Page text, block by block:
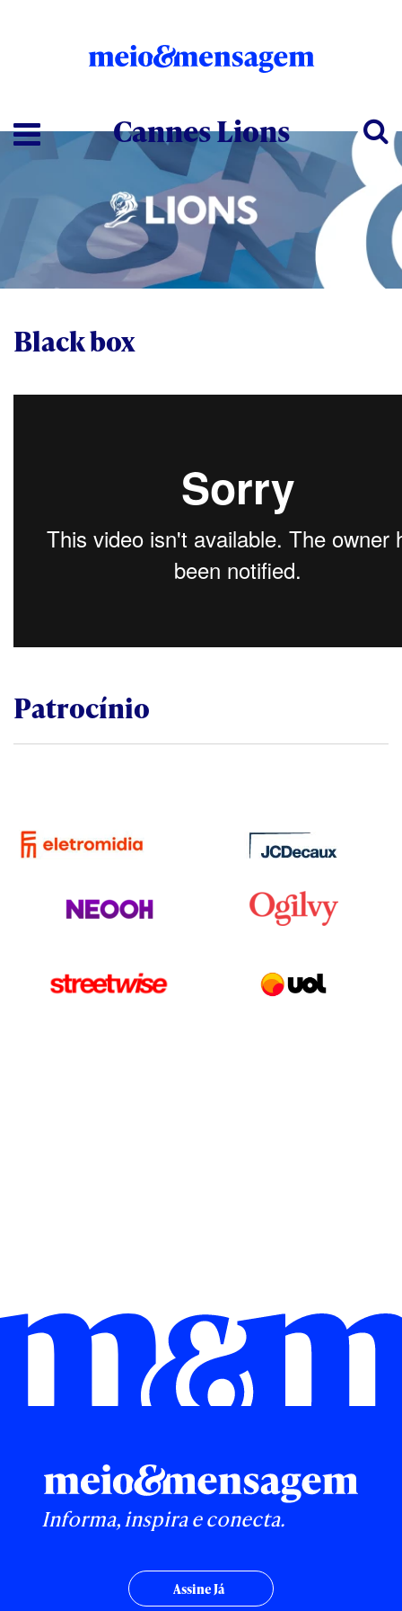
Cannes Lions
Black box
Patrocínio
Informa, inspira e conecta.
Assine Já